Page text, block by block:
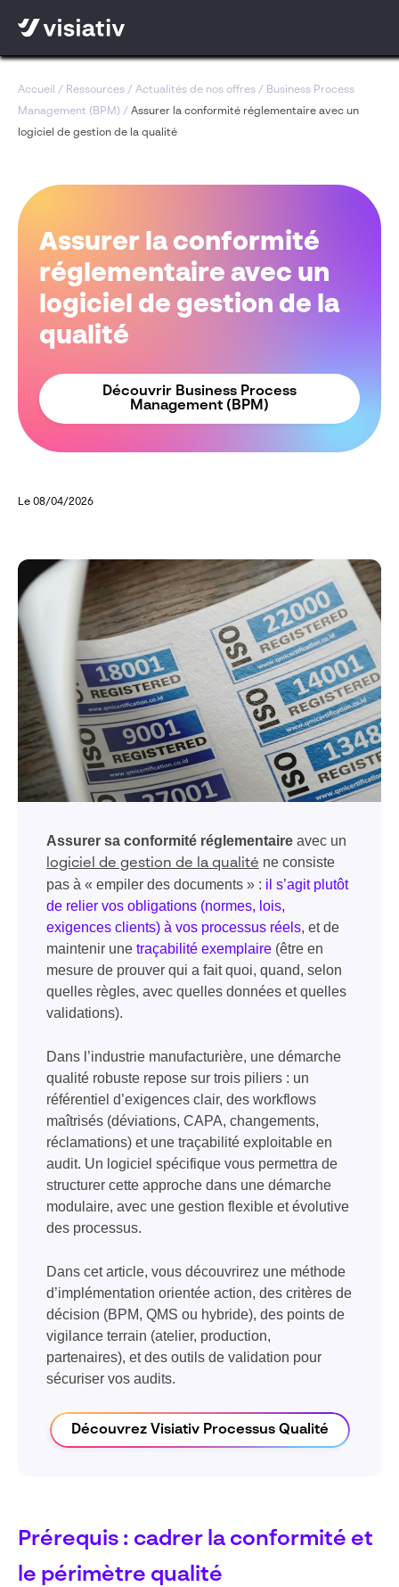
Accueil / Ressources / Actualités de nos offres / Business Process
Management (BPM) / Assurer la conformité réglementaire avec un
logiciel de gestion de la qualité
Assurer la conformité
réglementaire avec un
logiciel de gestion de la
qualité
Découvrir Business Process
Management (BPM)
Le 08/04/2026
Assurer sa conformité réglementaire avec un
logiciel de gestion de la qualité ne consiste
pas à « empiler des documents » : il s’agit plutôt
de relier vos obligations (normes, lois,
exigences clients) à vos processus réels, et de
maintenir une traçabilité exemplaire (être en
mesure de prouver qui a fait quoi, quand, selon
quelles règles, avec quelles données et quelles
validations).
Dans l’industrie manufacturière, une démarche
qualité robuste repose sur trois piliers : un
référentiel d’exigences clair, des workflows
maîtrisés (déviations, CAPA, changements,
réclamations) et une traçabilité exploitable en
audit. Un logiciel spécifique vous permettra de
structurer cette approche dans une démarche
modulaire, avec une gestion flexible et évolutive
des processus.
Dans cet article, vous découvrirez une méthode
d’implémentation orientée action, des critères de
décision (BPM, QMS ou hybride), des points de
vigilance terrain (atelier, production,
partenaires), et des outils de validation pour
sécuriser vos audits.
Découvrez Visiativ Processus Qualité
Prérequis : cadrer la conformité et
le périmètre qualité